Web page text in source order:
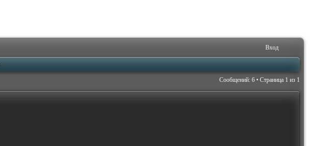
Вход
Сообщений: 6 • Страница 1 из 1